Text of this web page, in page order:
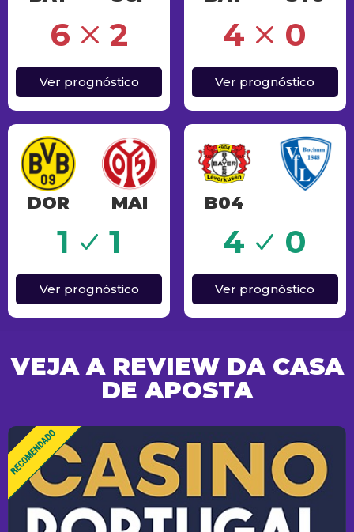
6 2
Ver prognóstico
4
Erro 0
Ver prognóstico
DOR MAI
1 1
Ver prognóstico
B04
4
Sucesso 0
Ver prognóstico
VEJA A REVIEW DA CASA
DE APOSTA